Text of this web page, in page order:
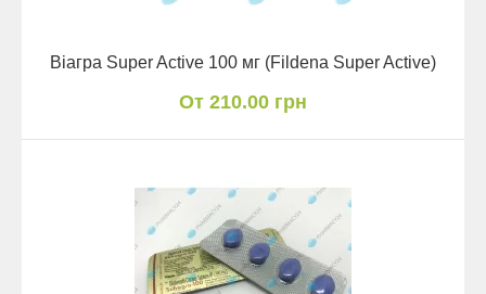
Віагра Super Active 100 мг (Fildena Super Active)
От 210.00 грн